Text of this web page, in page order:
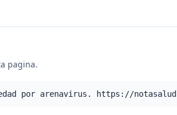
pagina.
por arenavirus. https://